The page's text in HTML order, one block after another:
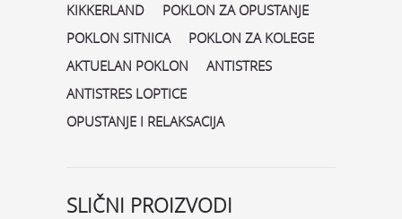
KIKKERLAND
POKLON ZA OPUSTANJE
POKLON SITNICA
POKLON ZA KOLEGE
AKTUELAN POKLON
ANTISTRES
ANTISTRES LOPTICE
OPUSTANJE I RELAKSACIJA
SLIČNI PROIZVODI